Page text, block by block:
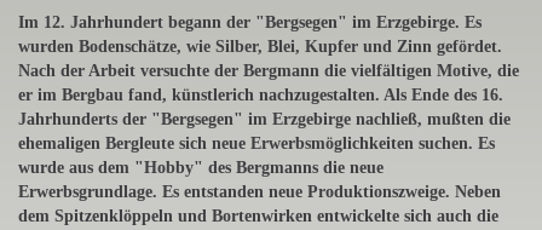
Im 12. Jahrhundert begann der "Bergsegen" im Erzgebirge. Es
wurden Bodenschätze, wie Silber, Blei, Kupfer und Zinn gefördet.
Nach der Arbeit versuchte der Bergmann die vielfältigen Motive, die
er im Bergbau fand, künstlerich nachzugestalten. Als Ende des 16.
Jahrhunderts der "Bergsegen" im Erzgebirge nachließ, mußten die
ehemaligen Bergleute sich neue Erwerbsmöglichkeiten suchen. Es
wurde aus dem "Hobby" des Bergmanns die neue
Erwerbsgrundlage. Es entstanden neue Produktionszweige. Neben
dem Spitzenklöppeln und Bortenwirken entwickelte sich auch die